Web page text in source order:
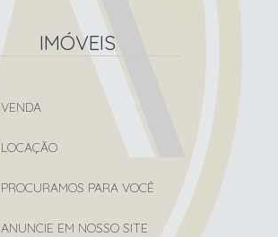
IMÓVEIS
VENDA
LOCAÇÃO
PROCURAMOS PARA VOCÊ
ANUNCIE EM NOSSO SITE